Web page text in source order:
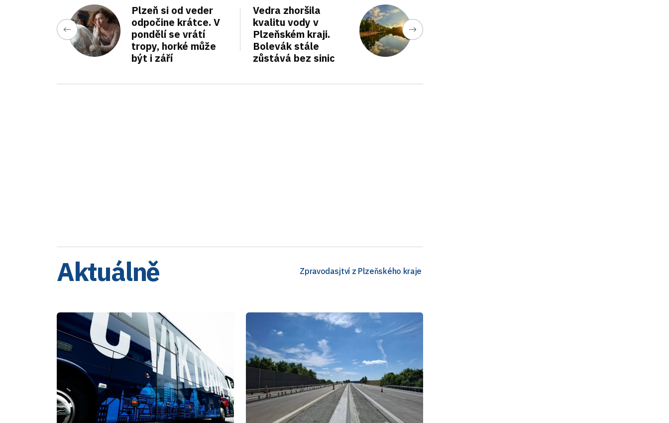
Plzeň si od veder
odpočine krátce. V
pondělí se vrátí
tropy, horké může
být i září
Vedra zhoršila
kvalitu vody v
Plzeňském kraji.
Bolevák stále
zůstává bez sinic
Aktuálně Zpravodasjtví z Plzeňského kraje